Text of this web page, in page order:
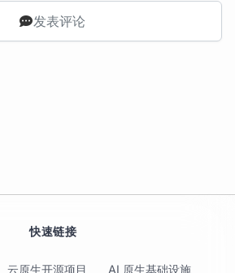
发表评论
快速链接
云原生开源项目 AI 原生基础设施